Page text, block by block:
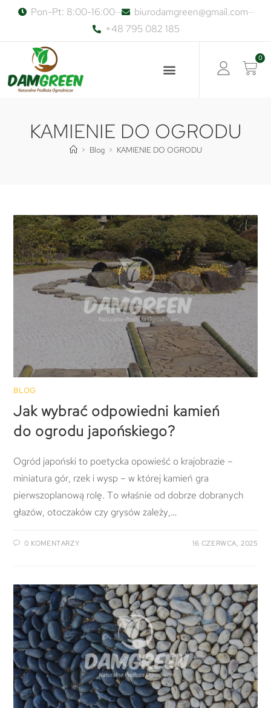
Pon-Pt: 8:00-16:00
biurodamgreen@gmail.com
+48 795 082 185
0
KAMIENIE DO OGRODU
> Blog > KAMIENIE DO OGRODU
BLOG
Jak wybrać odpowiedni kamień
do ogrodu japońskiego?
Ogród japoński to poetycka opowieść o krajobrazie –
miniatura gór, rzek i wysp – w której kamień gra
pierwszoplanową rolę. To właśnie od dobrze dobranych
głazów, otoczaków czy grysów zależy,…
0 KOMENTARZY 16 CZERWCA, 2025